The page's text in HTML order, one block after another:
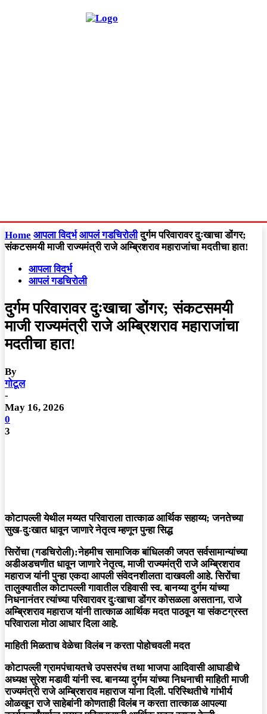
Home आपला विदर्भ आपलं गडचिरोली दुर्गम परिवारावर दुःखाचा डोंगर;
संकटसमयी माजी राज्यमंत्री राजे अम्ब्रिशराव महाराजांचा मदतीचा हात!
आपला विदर्भ
आपलं गडचिरोली
दुर्गम परिवारावर दुःखाचा डोंगर; संकटसमयी
माजी राज्यमंत्री राजे अम्ब्रिशराव महाराजांचा
मदतीचा हात!
By
गोटूल
-
May 16, 2026
0
3
कोटापल्ली येथील मय्यत परिवाराला तात्काळ आर्थिक सहाय्य; जनतेच्या
सुख-दुःखात धावून जाणारे नेतृत्व म्हणून पुन्हा सिद्ध
सिरोंचा (गडचिरोली):नेहमीच सामाजिक बांधिलकी जपत सर्वसामान्यांच्या
अडीअडचणीत धावून जाणारे नेतृत्व, माजी राज्यमंत्री राजे अम्ब्रिशराव
महाराज यांनी पुन्हा एकदा आपली संवेदनशीलता दाखवली आहे. सिरोंचा
तालुक्यातील कोटापल्ली गावातील रहिवासी स्व. बानय्या दुर्गम यांच्या
निधनानंतर त्यांच्या परिवारावर दुःखाचा डोंगर कोसळला असताना, राजे
अम्ब्रिशराव महाराज यांनी तात्काळ आर्थिक मदत पाठवून या संकटग्रस्त
परिवाराला मोठा आधार दिला आहे.
माहिती मिळताच वेळेचा विलंब न करता पोहोचवली मदत
कोटापल्ली ग्रामपंचायतचे उपसरपंच तथा भाजपा आदिवासी आघाडीचे
अध्यक्ष सुरेश मडावी यांनी स्व. बानय्या दुर्गम यांच्या निधनाची माहिती माजी
राज्यमंत्री राजे अम्ब्रिशराव महाराज यांना दिली. परिस्थितीचे गांभीर्य
ओळखून राजे साहेबांनी कोणताही विलंब न करता तात्काळ आपल्या